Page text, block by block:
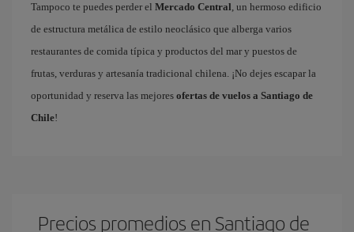
Tampoco te puedes perder el Mercado Central, un hermoso edificio
de estructura metálica de estilo neoclásico que alberga varios
restaurantes de comida típica y productos del mar y puestos de
frutas, verduras y artesanía tradicional chilena. ¡No dejes escapar la
oportunidad y reserva las mejores ofertas de vuelos a Santiago de
Chile!
Precios promedios en Santiago de